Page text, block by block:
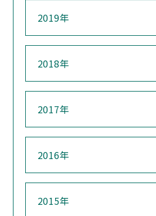
2019年
2018年
2017年
2016年
2015年